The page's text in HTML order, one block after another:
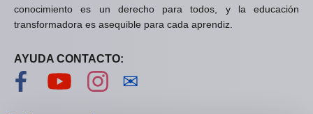
conocimiento es un derecho para todos, y la educación
transformadora es asequible para cada aprendiz.
AYUDA CONTACTO:
Visítanos en Facebook
Visítanos en YouTube
Visítanos en Instagram
✉